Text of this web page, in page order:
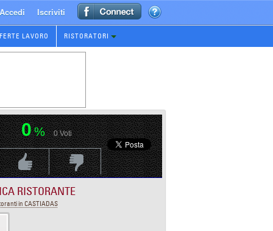
Accedi Iscriviti
LAVORO RISTORATORI
0% 0Voti
Voti PositivoVoti Negativo
RISTORANTE
in CASTIADAS